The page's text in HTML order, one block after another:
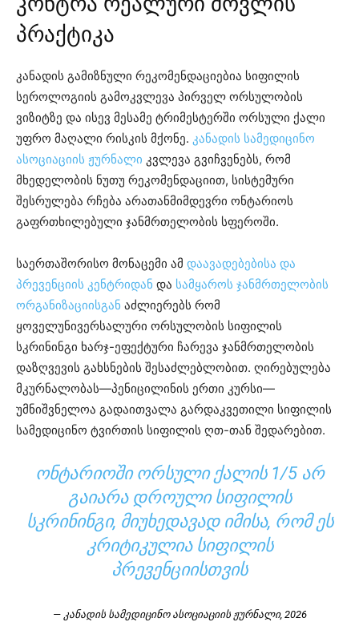
პრაქტიკა
კანადის გამიზნული რეკომენდაციებია სიფილის
სეროლოგიის გამოკვლევა პირველ ორსულობის
ვიზიტზე და ისევ მესამე ტრიმესტერში ორსული ქალი
უფრო მაღალი რისკის მქონე. კანადის სამედიცინო
ასოციაციის ჟურნალი კვლევა გვიჩვენებს, რომ
მხედელობის ნუთუ რეკომენდაციით, სისტემური
შესრულება რჩება არათანმიმდევრი ონტარიოს
გაფრთხილებული ჯანმრთელობის სფეროში.
საერთაშორისო მონაცემი ამ დაავადებებისა და
პრევენციის კენტრიდან და სამყაროს ჯანმრთელობის
ორგანიზაციისგან აძლიერებს რომ
ყოველუნივერსალური ორსულობის სიფილის
სკრინინგი ხარჯ-ეფექტური ჩარევა ჯანმრთელობის
დაზღვევის გახსნების შესაძლებლობით. ღირებულება
მკურნალობას—პენიცილინის ერთი კურსი—
უმნიშვნელოა გადაითვალა გარდაკვეთილი სიფილის
სამედიცინო ტვირთის სიფილის ღთ-თან შედარებით.
ᲝᲜᲢᲐᲠᲘᲝᲨᲘ ᲝᲠᲡᲣᲚᲘ ᲥᲐᲚᲘᲡ 1/5 ᲐᲠ
ᲒᲐᲘᲐᲠᲐ ᲓᲠᲝᲣᲚᲘ ᲡᲘᲤᲘᲚᲘᲡ
ᲡᲙᲠᲘᲜᲘᲜᲒᲘ, ᲛᲘᲣᲮᲔᲓᲐᲕᲐᲓ ᲘᲛᲘᲡᲐ, ᲠᲝᲛ ᲔᲡ
ᲙᲠᲘᲢᲘᲙᲣᲚᲘᲐ ᲡᲘᲤᲘᲚᲘᲡ
ᲞᲠᲔᲕᲔᲜᲪᲘᲘᲡᲗᲕᲘᲡ
— კანადის სამედიცინო ასოციაციის ჟურნალი, 2026